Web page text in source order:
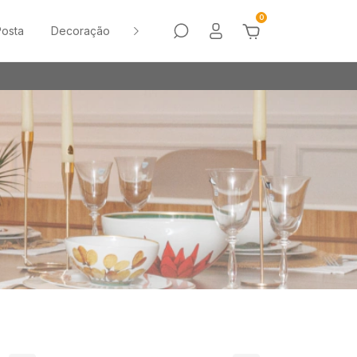
Decoração Sale Vasos
0